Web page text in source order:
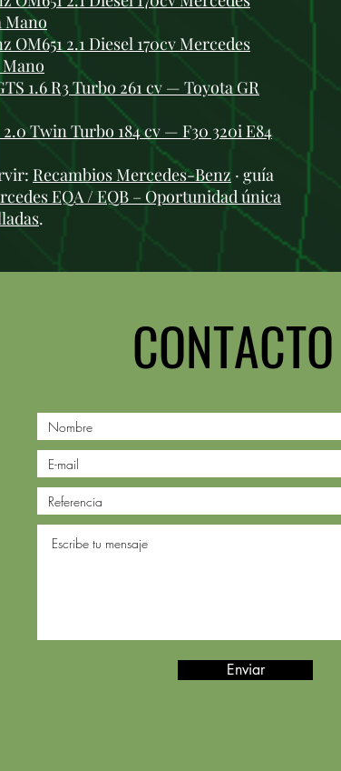
Mano
2.1 Diesel 170cv Mercedes
Mano
1.6 R3 Turbo 261 cv — Toyota GR
Twin Turbo 184 cv — F30 320i E84
Recambios Mercedes-Benz · guía
EQA / EQB – Oportunidad única
.
CONTACTO
Enviar